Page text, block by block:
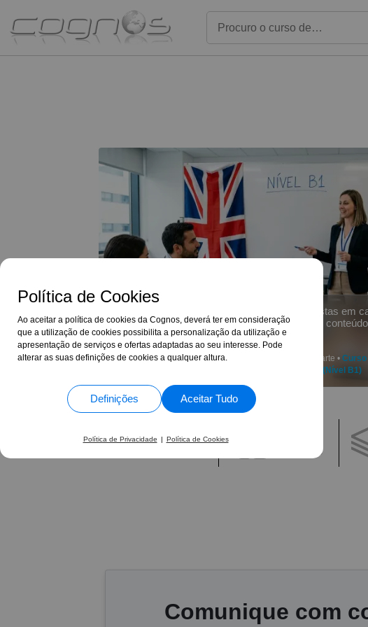
Política de Cookies
Ao aceitar a política de cookies da Cognos, deverá ter em consideração
que a utilização de cookies possibilita a personalização da utilização e
apresentação de serviços e ofertas adaptadas ao seu interesse. Pode
alterar as suas definições de cookies a qualquer altura.
Definições Aceitar Tudo
Política de Privacidade | Política de Cookies
4,9/5
1363 Avaliações
As atividades propostas em
permitiram treinar os
satisfeito!
Paulo Jorge Ferreira Duarte •Curso
Profissionais de Saúde (Nível B1)
17 Anos
formandos
Comunique com